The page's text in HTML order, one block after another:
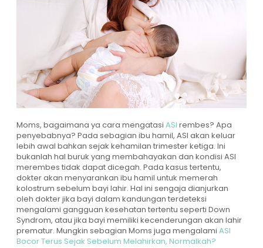
Moms, bagaimana ya cara mengatasi ASI rembes? Apa
penyebabnya? Pada sebagian ibu hamil, ASI akan keluar
lebih awal bahkan sejak kehamilan trimester ketiga. Ini
bukanlah hal buruk yang membahayakan dan kondisi ASI
merembes tidak dapat dicegah. Pada kasus tertentu,
dokter akan menyarankan ibu hamil untuk memerah
kolostrum sebelum bayi lahir. Hal ini sengaja dianjurkan
oleh dokter jika bayi dalam kandungan terdeteksi
mengalami gangguan kesehatan tertentu seperti Down
Syndrom, atau jika bayi memiliki kecenderungan akan lahir
prematur. Mungkin sebagian Moms juga mengalami ASI
Bocor Terus Sejak Sebelum Melahirkan, Normalkah?